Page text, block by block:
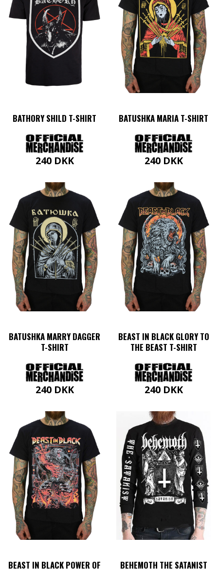
Mulighederne
kan
vælges
på
varesiden
Mulighederne
kan
vælges
på
varesiden
BATHORY SHILD T-SHIRT
240 DKK
vare
har
varianter.
Mulighederne
kan
vælges
på
varesiden
BATUSHKA MARIA T-SHIRT
240 DKK
vare
har
varianter.
Mulighederne
kan
vælges
på
varesiden
BATUSHKA MARRY DAGGER
T-SHIRT
240 DKK
vare
har
varianter.
Mulighederne
kan
vælges
på
varesiden
BEAST IN BLACK GLORY TO
THE BEAST T-SHIRT
240 DKK
vare
har
varianter.
Mulighederne
kan
vælges
på
varesiden
BEAST IN BLACK POWER OF
BEHEMOTH THE SATANIST